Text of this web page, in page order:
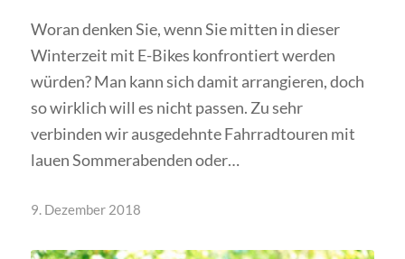
Woran denken Sie, wenn Sie mitten in dieser
Winterzeit mit E-Bikes konfrontiert werden
würden? Man kann sich damit arrangieren, doch
so wirklich will es nicht passen. Zu sehr
verbinden wir ausgedehnte Fahrradtouren mit
lauen Sommerabenden oder…
9. Dezember 2018